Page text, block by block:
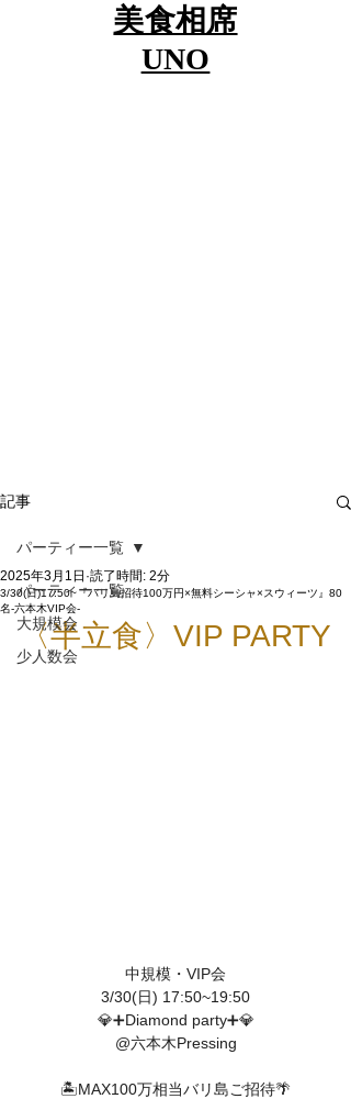
​美食相席
UNO
記事
パーティー一覧
大規模会
少人数会
パーティー一覧
3/30(日)17:50~『バリ島招待100万円×無料シーシャ×スウィーツ』80
名-六本木VIP会-
2025年3月1日 読了時間: 2分
〈半立食〉VIP PARTY
中規模・VIP会
3/30(日) 17:50~19:50
💎➕Diamond party➕💎
@六本木Pressing
🏝️MAX100万相当バリ島ご招待🌴